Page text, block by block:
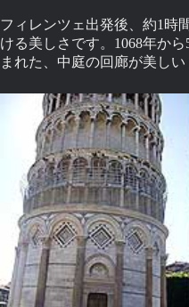
フィレンツェ出発後、約1時
ける美しさです。1068年か
まれた、中庭の回廊が美しい